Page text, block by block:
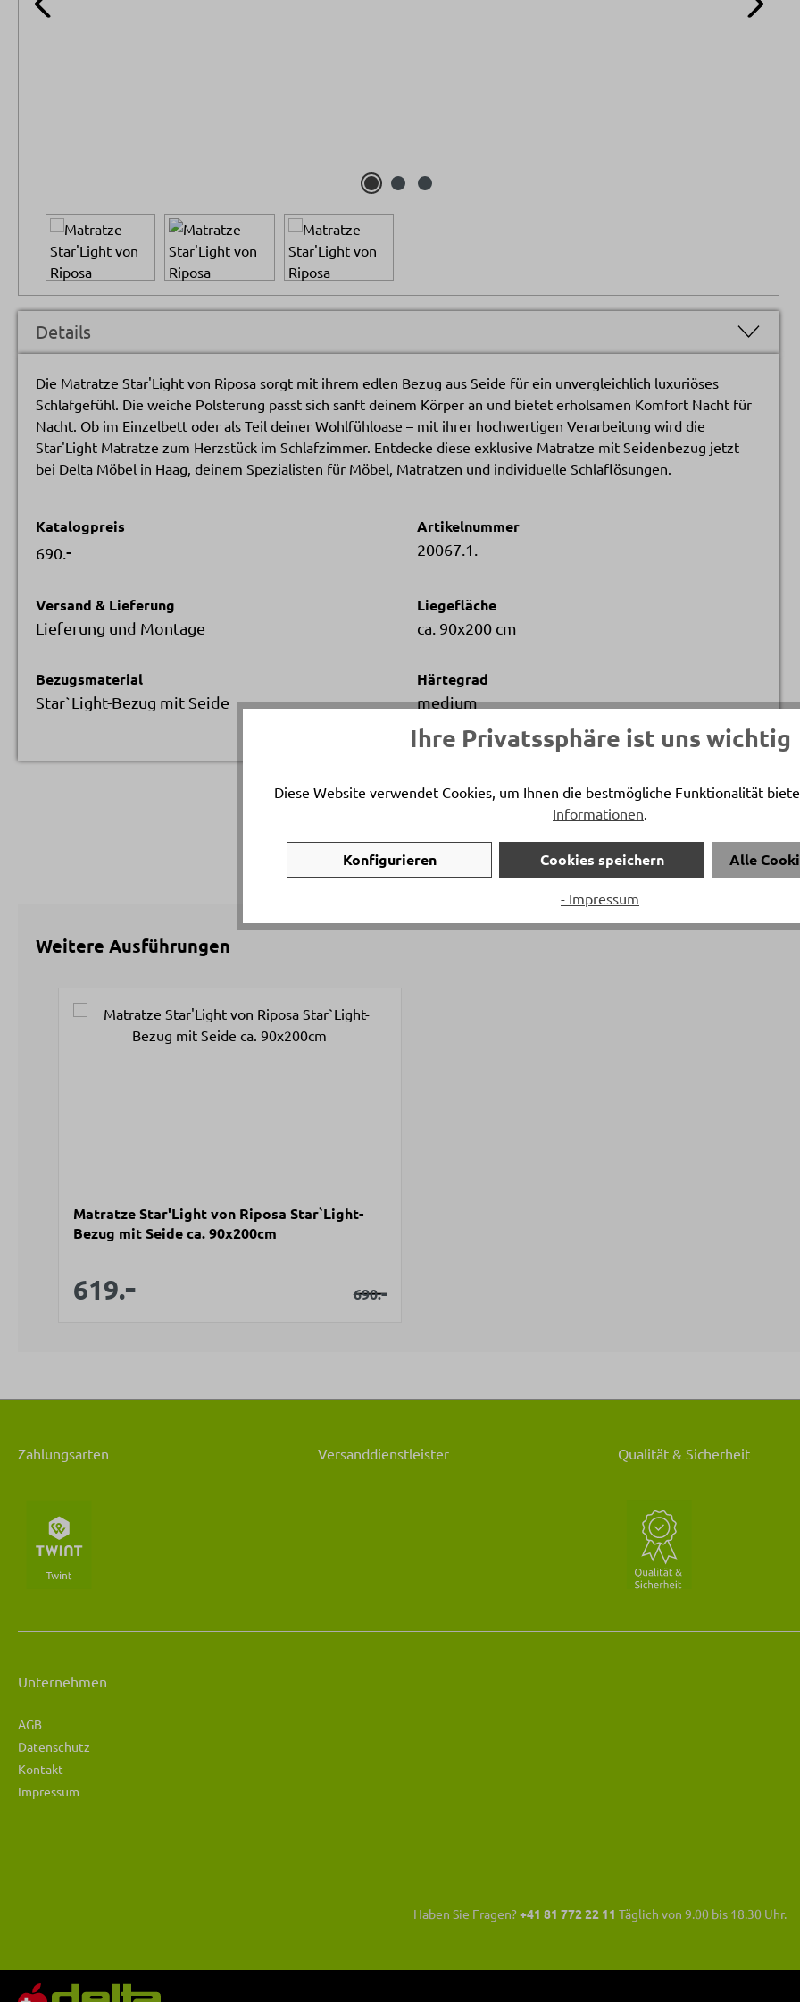
Details
Die Matratze Star'Light von Riposa sorgt mit ihrem edlen Bezug aus Seide für ein unvergleichlich luxuriöses
Schlafgefühl. Die weiche Polsterung passt sich sanft deinem Körper an und bietet erholsamen Komfort Nacht für
Nacht. Ob im Einzelbett oder als Teil deiner Wohlfühloase – mit ihrer hochwertigen Verarbeitung wird die
Star'Light Matratze zum Herzstück im Schlafzimmer. Entdecke diese exklusive Matratze mit Seidenbezug jetzt
bei Delta Möbel in Haag, deinem Spezialisten für Möbel, Matratzen und individuelle Schlaflösungen.
Katalogpreis
690.-
Artikelnummer
20067.1.
Versand & Lieferung
Lieferung und Montage
Liegefläche
ca. 90x200 cm
Bezugsmaterial
Star`Light-Bezug mit Seide
Härtegrad
medium
Weitere Ausführungen
Matratze Star'Light von Riposa Star`Light-
Bezug mit Seide ca. 90x200cm
Verkaufspreis:
619.- Regulärer Preis:
690.-
Zahlungsarten Versanddienstleister Qualität & Sicherheit
Unternehmen
AGB
Datenschutz
Kontakt
Impressum
Haben Sie Fragen?+41 81 772 22 11 Täglich von 9.00 bis 18.30 Uhr.
Ihre Privatssphäre ist uns wichtig
Diese Website verwendet Cookies, um Ihnen die bestmögliche Funktionalität
Informationen.
Konfigurieren Cookies speichern Alle
- Impressum